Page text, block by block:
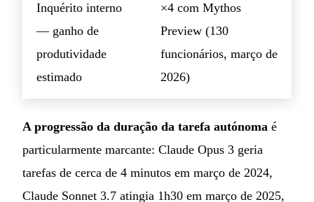
Inquérito interno
— ganho de
produtividade
estimado
×4 com Mythos
Preview (130
funcionários, março de
2026)
A progressão da duração da tarefa autónoma é
particularmente marcante: Claude Opus 3 geria
tarefas de cerca de 4 minutos em março de 2024,
Claude Sonnet 3.7 atingia 1h30 em março de 2025,